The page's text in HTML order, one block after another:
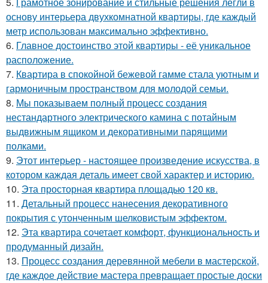
основу интерьера двухкомнатной квартиры, где каждый
метр использован максимально эффективно.
6. Главное достоинство этой квартиры - её уникальное
расположение.
7. Квартира в спокойной бежевой гамме стала уютным и
гармоничным пространством для молодой семьи.
8. Мы показываем полный процесс создания
нестандартного электрического камина с потайным
выдвижным ящиком и декоративными парящими
полками.
9. Этот интерьер - настоящее произведение искусства, в
котором каждая деталь имеет свой характер и историю.
10. Эта просторная квартира площадью 120 кв.
11. Детальный процесс нанесения декоративного
покрытия с утонченным шелковистым эффектом.
12. Эта квартира сочетает комфорт, функциональность и
продуманный дизайн.
13. Процесс создания деревянной мебели в мастерской,
где каждое действие мастера превращает простые доски